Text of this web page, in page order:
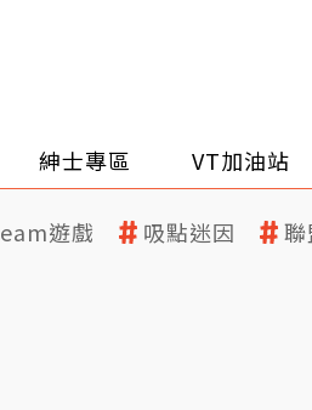
紳士專區 VT加油站
遊戲 吸點迷因